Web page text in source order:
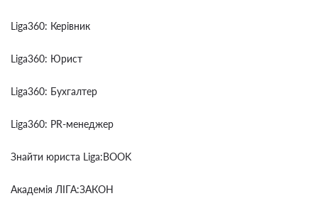
Liga360: Керівник
Liga360: Юрист
Liga360: Бухгалтер
Liga360: PR-менеджер
Знайти юриста Liga:BOOK
Академія ЛІГА:ЗАКОН